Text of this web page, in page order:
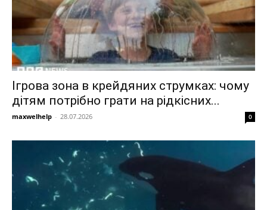
Ігрова зона в крейдяних струмках: чому
дітям потрібно грати на рідкісних...
maxwelhelp - 28.07.2026 0